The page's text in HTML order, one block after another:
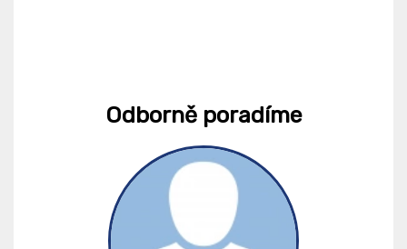
Odborně poradíme